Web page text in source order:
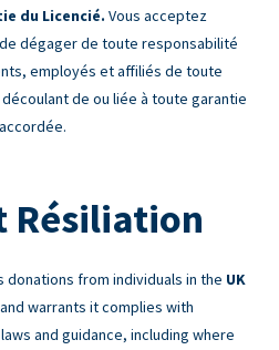
du Licencié. Vous acceptez
dégager de toute responsabilité
employés et affiliés de toute
de ou liée à toute garantie
Résiliation
from individuals in the UK
warrants it complies with
and guidance, including where